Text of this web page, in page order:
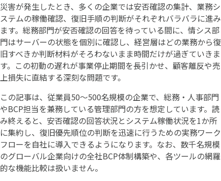
災害が発生したとき、多くの企業では安否確認の集計、業務シ
ステムの稼働確認、復旧手順の判断がそれぞれバラバラに進み
ます。総務部門が安否確認の回答を待っている間に、情シス部
門はサーバーの状態を個別に確認し、経営層はどの業務から復
旧すべきか判断材料がそろわないまま時間だけが過ぎていきま
す。この初動の遅れが事業停止期間を長引かせ、顧客離反や売
上損失に直結する深刻な問題です。
この記事は、従業員50〜500名規模の企業で、総務・人事部門
やBCP担当を兼務している管理部門の方を想定しています。読
み終えると、安否確認の回答状況とシステム稼働状況を1か所
に集約し、復旧優先順位の判断を迅速に行うための実務ワーク
フローを自社に導入できるようになります。なお、数千名規模
のグローバル企業向けの全社BCP体制構築や、各ツールの網羅
的な機能比較は扱いません。